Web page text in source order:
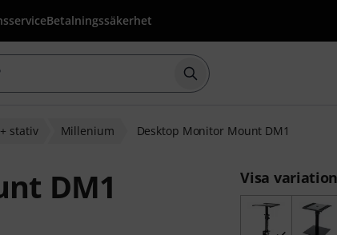
Betalningssäkerhet
Börja sökningen med
stativ Millenium Desktop Monitor Mount DM1
DM1 Visa